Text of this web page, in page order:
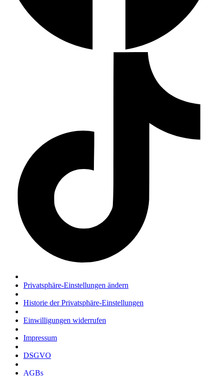
Privatsphäre-Einstellungen ändern
Historie der Privatsphäre-Einstellungen
Einwilligungen widerrufen
Impressum
DSGVO
AGBs